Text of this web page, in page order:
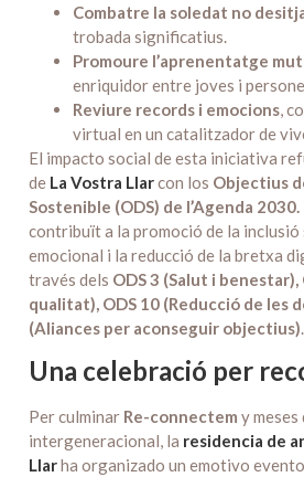
Combatre la soledat no
trobada significatius.
Promoure l’aprenentatge
enriquidor entre joves i
Reviure records i emocions,
virtual en un catalitzador de
El impacto social de esta iniciativa
de La Vostra Llarcon los Objectius
Sostenible (ODS) de l’Agenda 2030.
contribuït a la promoció de la inclusió
emocional i la reducció de la bretxa
través dels ODS 3 (Salut i benestar),
qualitat), ODS 10 (Reducció de les
(Aliances per aconseguir objectius).
Una celebració per
Per culminar Re-connectem y
intergeneracional, la residencia de
Llarha organizado un emotivo